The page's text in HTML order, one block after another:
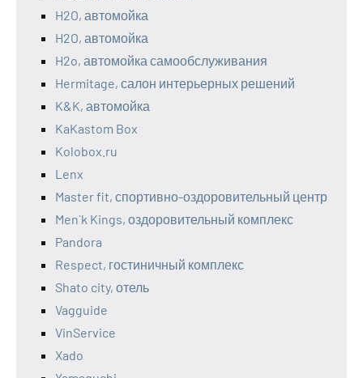
H2O, автомойка
H2O, автомойка
H2o, автомойка самообслуживания
Hermitage, салон интерьерных решений
K&K, автомойка
KaKastom Box
Kolobox.ru
Lenx
Master fit, спортивно-оздоровительный центр
Men`k Kings, оздоровительный комплекс
Pandora
Respect, гостиничный комплекс
Shato city, отель
Vagguide
VinService
Xado